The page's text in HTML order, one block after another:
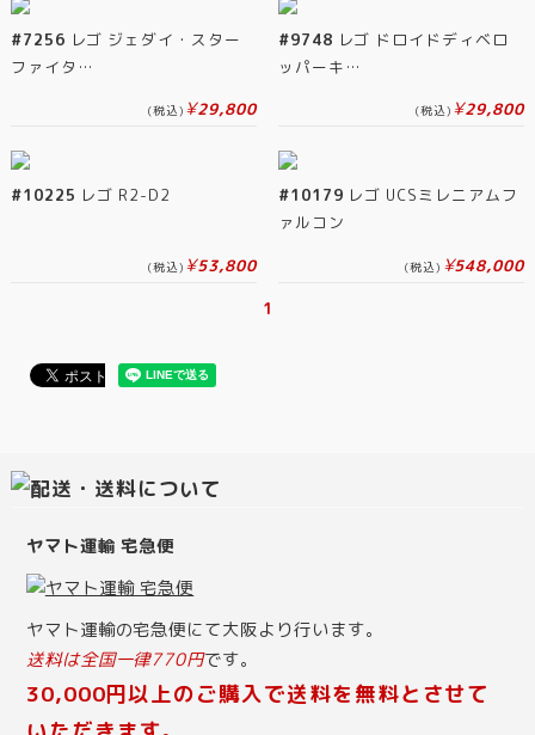
#7256 レゴ ジェダイ・スター
ファイタ…
(税込) ¥29,800
#9748 レゴ ドロイドディベロ
ッパーキ…
(税込) ¥29,800
#10225 レゴ R2-D2
(税込) ¥53,800
#10179 レゴ UCSミレニアムフ
ァルコン
(税込) ¥548,000
1
ヤマト運輸 宅急便
ヤマト運輸の宅急便にて大阪より行います。
送料は全国一律770円です。
30,000円以上のご購入で送料を無料とさせて